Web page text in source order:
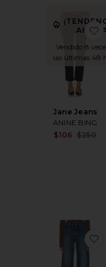
Vendido 8
las últimas 48
Jane Jeans
ANINE BING
$106 $250